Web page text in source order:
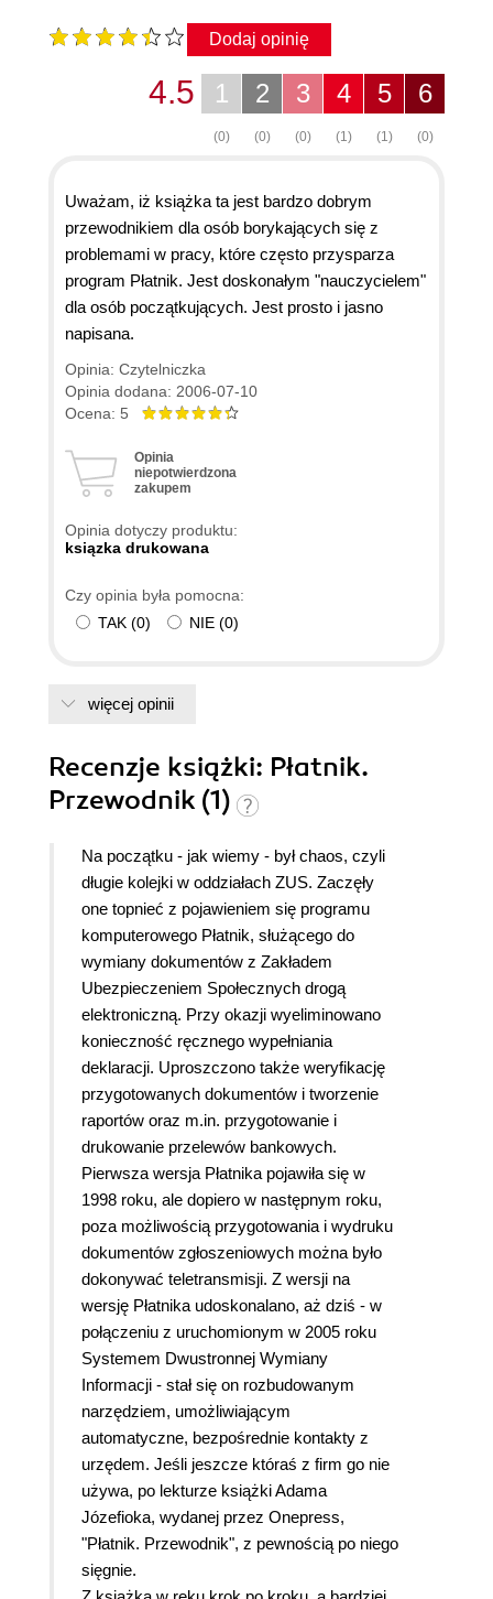
Dodaj opinię
6
(0)
5
(1)
4
(1)
3
(0)
2
(0)
1
(0)
4.5
Uważam, iż książka ta jest bardzo dobrym
przewodnikiem dla osób borykających się z
problemami w pracy, które często przysparza
program Płatnik. Jest doskonałym "nauczycielem"
dla osób początkujących. Jest prosto i jasno
napisana.
Opinia: Czytelniczka
Opinia dodana: 2006-07-10
Ocena: 5
Opinia
niepotwierdzona
zakupem
Opinia dotyczy produktu:
ksiązka drukowana
Czy opinia była pomocna:
TAK (0) NIE (0)
więcej opinii
Recenzje książki: Płatnik.
Przewodnik (1)
Na początku - jak wiemy - był chaos, czyli
długie kolejki w oddziałach ZUS. Zaczęły
one topnieć z pojawieniem się programu
komputerowego Płatnik, służącego do
wymiany dokumentów z Zakładem
Ubezpieczeniem Społecznych drogą
elektroniczną. Przy okazji wyeliminowano
konieczność ręcznego wypełniania
deklaracji. Uproszczono także weryfikację
przygotowanych dokumentów i tworzenie
raportów oraz m.in. przygotowanie i
drukowanie przelewów bankowych.
Pierwsza wersja Płatnika pojawiła się w
1998 roku, ale dopiero w następnym roku,
poza możliwością przygotowania i wydruku
dokumentów zgłoszeniowych można było
dokonywać teletransmisji. Z wersji na
wersję Płatnika udoskonalano, aż dziś - w
połączeniu z uruchomionym w 2005 roku
Systemem Dwustronnej Wymiany
Informacji - stał się on rozbudowanym
narzędziem, umożliwiającym
automatyczne, bezpośrednie kontakty z
urzędem. Jeśli jeszcze któraś z firm go nie
używa, po lekturze książki Adama
Józefioka, wydanej przez Onepress,
"Płatnik. Przewodnik", z pewnością po niego
sięgnie.